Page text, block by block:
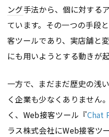
ング手法から、個に対する
ています。その一つの手段
客ツールであり、実店舗と
にも用いようとする動きが
一方で、まだまだ歴史の浅
く企業も少なくありません
く、Web接客ツール『Chat
ラス株式会社にWeb接客ツ